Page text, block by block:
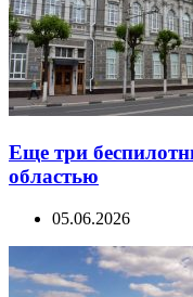
Еще три
областью
05.06.2026